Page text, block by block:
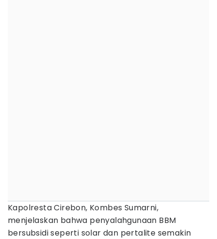
Kapolresta Cirebon, Kombes Sumarni,
menjelaskan bahwa penyalahgunaan BBM
bersubsidi seperti solar dan pertalite semakin